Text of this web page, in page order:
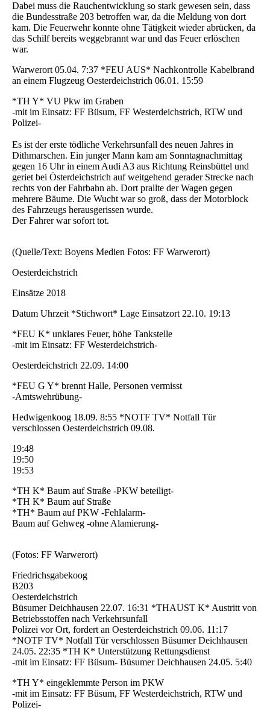
Dabei muss die Rauchentwicklung so stark gewesen sein, dass
die Bundesstraße 203 betroffen war, da die Meldung von dort
kam. Die Feuerwehr konnte ohne Tätigkeit wieder abrücken, da
das Schilf bereits weggebrannt war und das Feuer erlöschen
war.
Warwerort 05.04. 7:37 *FEU AUS* Nachkontrolle Kabelbrand
an einem Flugzeug Oesterdeichstrich 06.01. 15:59
*TH Y* VU Pkw im Graben
-mit im Einsatz: FF Büsum, FF Westerdeichstrich, RTW und
Polizei-
Es ist der erste tödliche Verkehrsunfall des neuen Jahres in
Dithmarschen. Ein junger Mann kam am Sonntagnachmittag
gegen 16 Uhr in einem Audi A3 aus Richtung Reinsbüttel und
geriet bei Österdeichstrich auf weitgehend gerader Strecke nach
rechts von der Fahrbahn ab. Dort prallte der Wagen gegen
mehrere Bäume. Die Wucht war so groß, dass der Motorblock
des Fahrzeugs herausgerissen wurde.
Der Fahrer war sofort tot.
(Quelle/Text: Boyens Medien Fotos: FF Warwerort)
Oesterdeichstrich
Einsätze 2018
Datum Uhrzeit *Stichwort* Lage Einsatzort 22.10. 19:13
*FEU K* unklares Feuer, höhe Tankstelle
-mit im Einsatz: FF Westerdeichstrich-
Oesterdeichstrich 22.09. 14:00
*FEU G Y* brennt Halle, Personen vermisst
-Amtswehrübung-
Hedwigenkoog 18.09. 8:55 *NOTF TV* Notfall Tür
verschlossen Oesterdeichstrich 09.08.
19:48
19:50
19:53
*TH K* Baum auf Straße -PKW beteiligt-
*TH K* Baum auf Straße
*TH* Baum auf PKW -Fehlalarm-
Baum auf Gehweg -ohne Alamierung-
(Fotos: FF Warwerort)
Friedrichsgabekoog
B203
Oesterdeichstrich
Büsumer Deichhausen 22.07. 16:31 *THAUST K* Austritt von
Betriebsstoffen nach Verkehrsunfall
Polizei vor Ort, fordert an Oesterdeichstrich 09.06. 11:17
*NOTF TV* Notfall Tür verschlossen Büsumer Deichhausen
24.05. 22:35 *TH K* Unterstützung Rettungsdienst
-mit im Einsatz: FF Büsum- Büsumer Deichhausen 24.05. 5:40
*TH Y* eingeklemmte Person im PKW
-mit im Einsatz: FF Büsum, FF Westerdeichstrich, RTW und
Polizei-